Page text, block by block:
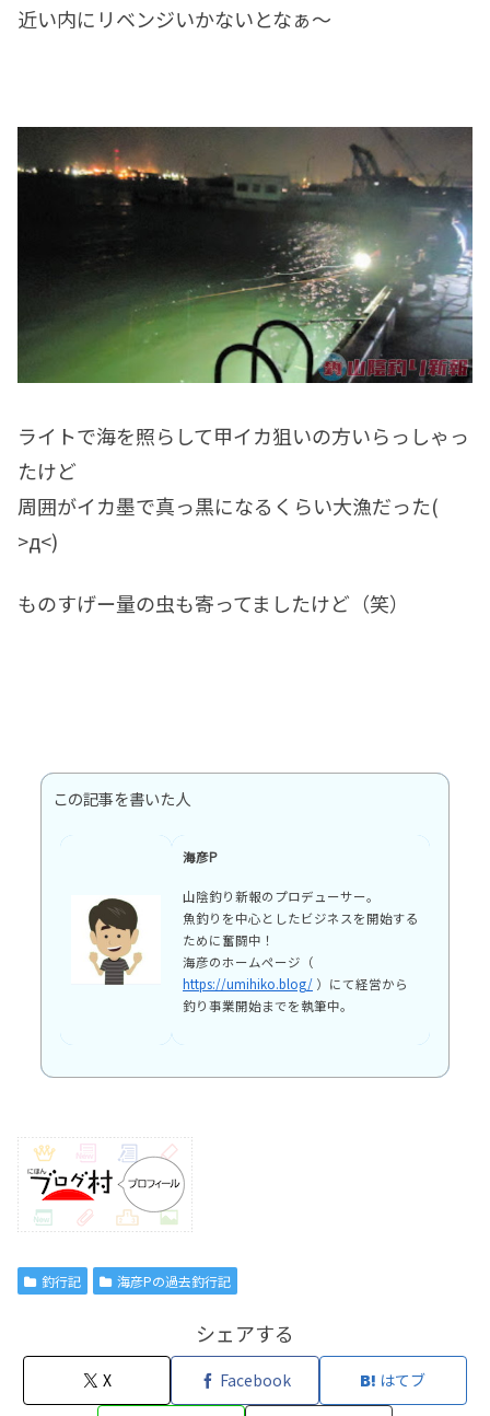
近い内にリベンジいかないとなぁ～
ライトで海を照らして甲イカ狙いの方いらっしゃっ
たけど
周囲がイカ墨で真っ黒になるくらい大漁だった(
>д<)
ものすげー量の虫も寄ってましたけど（笑）
この記事を書いた人
海彦P
山陰釣り新報のプロデューサー。
魚釣りを中心としたビジネスを開始する
ために奮闘中！
海彦のホームページ（
https://umihiko.blog/ ）にて経営から
釣り事業開始までを執筆中。
釣行記 海彦Pの過去釣行記
シェアする
X Facebook はてブ